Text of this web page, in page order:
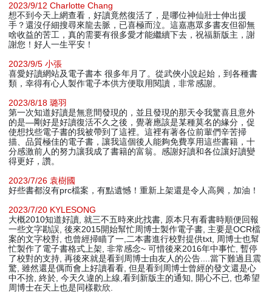
2023/9/12 Charlotte Chang
想不到今天上網查看，好讀竟然復活了，是哪位神仙壯士伸出援
手？還沒仔細搜尋來龍去脈，已喜極而泣。這嘉惠眾多書友但卻無
啥收益的苦工，真的需要有很多愛才能繼續下去，祝福新版主，謝
謝您！好人一生平安！
2023/9/5 小張
喜愛好讀網站及電子書本 很多年月了。從武俠小說起始，到各種書
類，幸得有心人製作電子本供方便取用閱讀，非常感謝。
2023/8/18 璐羽
第一次知道好讀是無意間發現的，並且發現的那天令我驚喜且意外
的是—剛好是好讀復活不久之後，覺著應該是某種莫名的緣分，促
使想找些電子書的我被帶到了這裡。這裡有著各位前輩們辛苦掃
描、品質極佳的電子書，讓我這個後人能夠免費享用這些書籍，十
分感激前人的努力讓我成了書籍的富翁。感謝好讀和各位讓好讀變
得更好，讚。
2023/7/26 袁樹國
好些書都沒有prc檔案，有點遺憾！重新上架還是令人高興，加油！
2023/7/20 KYLESONG
大概2010知道好讀, 就三不五時來此找書, 原本只有看書時順便回報
一些文字勘誤, 後來2015開始幫忙周博士製作電子書, 主要是OCR檔
案的文字校對, 也曾經掃瞄了一,二本書進行校對提供txt, 周博士也幫
忙製作了電子書格式上架, 非常感念~ 可惜後來2016年中事忙, 暫停
了校對的支持, 再後來就是看到周博士由友人的公告....當下難過且震
驚, 雖然還是偶而會上好讀看看, 但是看到周博士曾經的發文還是心
中不捨, 終於, 今天久違的上線,看到新版主的通知, 開心不已, 也希望
周博士在天上也是同樣歡欣.